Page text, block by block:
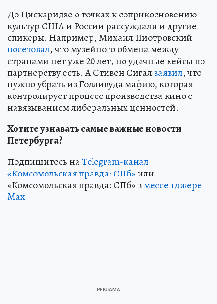
До Цискаридзе о точках к соприкосновению
культур США и России рассуждали и другие
спикеры. Например, Михаил Пиотровский
посетовал, что музейного обмена между
странами нет уже 20 лет, но удачные кейсы по
партнерству есть. А Стивен Сигал заявил, что
нужно убрать из Голливуда мафию, которая
контролирует процесс производства кино с
навязыванием либеральных ценностей.
Хотите узнавать самые важные новости
Петербурга?
Подпишитесь наTelegram-канал
«Комсомольская правда: СПб»или
«Комсомольская правда: СПб» вмессенджере
Max